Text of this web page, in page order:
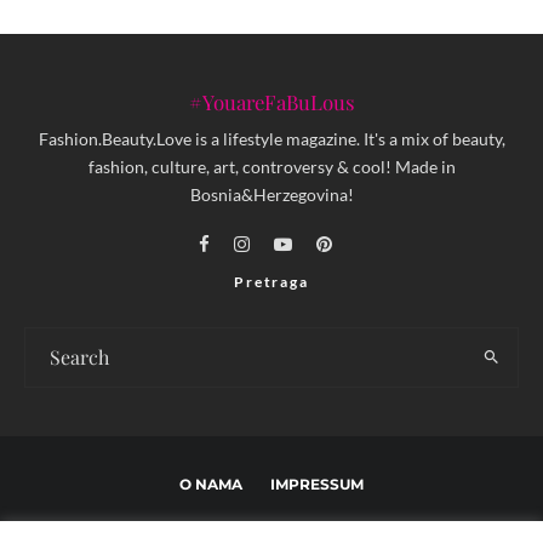
#YouareFaBuLous
Fashion.Beauty.Love is a lifestyle magazine. It's a mix of beauty,
fashion, culture, art, controversy & cool! Made in
Bosnia&Herzegovina!
Pretraga
O NAMA IMPRESSUM